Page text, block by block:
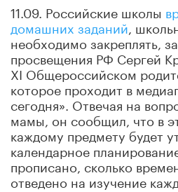
11.09. Российские школы
домашних заданий ,
необходимо закреплять,
просвещения РФ Сергей
XI Общероссийском
которое проходит в
сегодня». Отвечая на
мамы, он сообщил, что в
каждому предмету будет
календарное
прописано, сколько
отведено на изучение